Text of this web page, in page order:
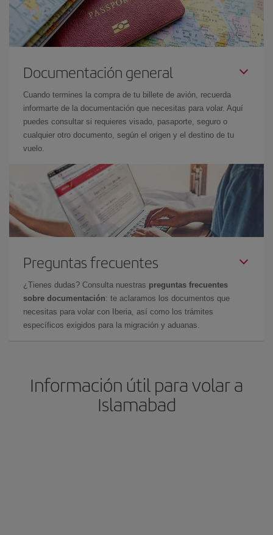
Documentación general
Cuando termines la compra de tu billete de avión, recuerda
informarte de la documentación que necesitas para volar. Aquí
puedes consultar si requieres visado, pasaporte, seguro o
cualquier otro documento, según el origen y el destino de tu
vuelo.
Preguntas frecuentes
¿Tienes dudas? Consulta nuestras preguntas frecuentes
sobre documentación: te aclaramos los documentos que
necesitas para volar con Iberia, así como los trámites
específicos exigidos para la migración y aduanas.
Información útil para volar a
Islamabad